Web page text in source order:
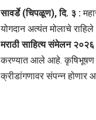
सावर्डे (चिपळूण), दि. ३ :
योगदान अत्यंत मोलाचे
मराठी साहित्य संमेलन २०२६
करण्यात आले आहे. कृषिभूषण
क्रीडांगणावर संपन्न होणार